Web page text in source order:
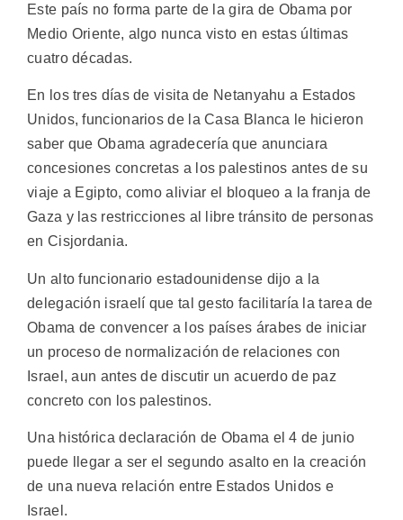
Este país no forma parte de la gira de Obama por
Medio Oriente, algo nunca visto en estas últimas
cuatro décadas.
En los tres días de visita de Netanyahu a Estados
Unidos, funcionarios de la Casa Blanca le hicieron
saber que Obama agradecería que anunciara
concesiones concretas a los palestinos antes de su
viaje a Egipto, como aliviar el bloqueo a la franja de
Gaza y las restricciones al libre tránsito de personas
en Cisjordania.
Un alto funcionario estadounidense dijo a la
delegación israelí que tal gesto facilitaría la tarea de
Obama de convencer a los países árabes de iniciar
un proceso de normalización de relaciones con
Israel, aun antes de discutir un acuerdo de paz
concreto con los palestinos.
Una histórica declaración de Obama el 4 de junio
puede llegar a ser el segundo asalto en la creación
de una nueva relación entre Estados Unidos e
Israel.